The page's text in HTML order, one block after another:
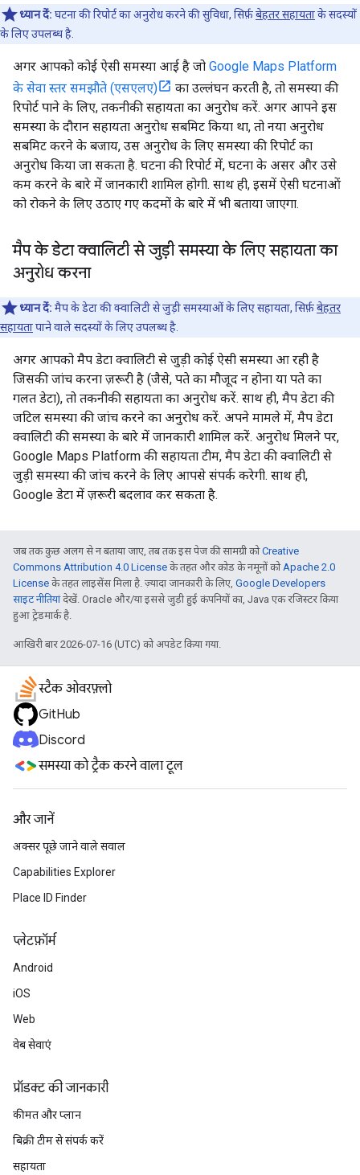
ध्यान दें: घटना की रिपोर्ट का अनुरोध करने की सुविधा, सिर्फ़बेहतर सहायताके सदस्यों
के लिए उपलब्ध है.
अगर आपको कोई ऐसी समस्या आई है जो Google Maps Platform
के सेवा स्तर समझौते (एसएलए)
का उल्लंघन करती है, तो समस्या की
रिपोर्ट पाने के लिए, तकनीकी सहायता का अनुरोध करें. अगर आपने इस
समस्या के दौरान सहायता अनुरोध सबमिट किया था, तो नया अनुरोध
सबमिट करने के बजाय, उस अनुरोध के लिए समस्या की रिपोर्ट का
अनुरोध किया जा सकता है. घटना की रिपोर्ट में, घटना के असर और उसे
कम करने के बारे में जानकारी शामिल होगी. साथ ही, इसमें ऐसी घटनाओं
को रोकने के लिए उठाए गए कदमों के बारे में भी बताया जाएगा.
मैप के डेटा क्वालिटी से जुड़ी समस्या के लिए सहायता का
अनुरोध करना
ध्यान दें: मैप के डेटा की क्वालिटी से जुड़ी समस्याओं के लिए सहायता, सिर्फ़बेहतर
सहायतापाने वाले सदस्यों के लिए उपलब्ध है.
अगर आपको मैप डेटा क्वालिटी से जुड़ी कोई ऐसी समस्या आ रही है
जिसकी जांच करना ज़रूरी है (जैसे, पते का मौजूद न होना या पते का
गलत डेटा), तो तकनीकी सहायता का अनुरोध करें. साथ ही, मैप डेटा की
जटिल समस्या की जांच करने का अनुरोध करें. अपने मामले में, मैप डेटा
क्वालिटी की समस्या के बारे में जानकारी शामिल करें. अनुरोध मिलने पर,
Google Maps Platform की सहायता टीम, मैप डेटा की क्वालिटी से
जुड़ी समस्या की जांच करने के लिए आपसे संपर्क करेगी. साथ ही,
Google डेटा में ज़रूरी बदलाव कर सकता है.
जब तक कुछ अलग से न बताया जाए, तब तक इस पेज की सामग्री कोCreative
Commons Attribution 4.0 License के तहत और कोड के नमूनों को Apache 2.0
License के तहत लाइसेंस मिला है. ज़्यादा जानकारी के लिए, Google Developers
साइट नीतियांदेखें. Oracle और/या इससे जुड़ी हुई कंपनियों का, Java एक रजिस्टर किया
हुआ ट्रेडमार्क है.
आखिरी बार 2026-07-16 (UTC) को अपडेट किया गया.
स्टैक ओवरफ़्लो
GitHub
Discord
समस्या को ट्रैक करने वाला टूल
और जानें
अक्सर पूछे जाने वाले सवाल
Capabilities Explorer
Place ID Finder
प्‍लेटफ़ॉर्म
Android
iOS
Web
वेब सेवाएं
प्रॉडक्ट की जानकारी
कीमत और प्लान
बिक्री टीम से संपर्क करें
सहायता